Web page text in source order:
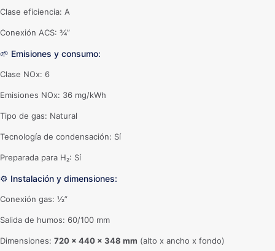
Clase eficiencia: A
Conexión ACS: ¾”
🌱 Emisiones y consumo:
Clase NOx: 6
Emisiones NOx: 36 mg/kWh
Tipo de gas: Natural
Tecnología de condensación: Sí
Preparada para H₂: Sí
⚙️ Instalación y dimensiones:
Conexión gas: ½”
Salida de humos: 60/100 mm
Dimensiones: 720 x 440 x 348 mm (alto x ancho x fondo)